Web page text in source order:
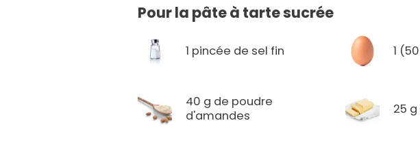
Pour la pâte à tarte sucrée
1 pincée de sel fin 1
40 g de poudre
d'amandes
25